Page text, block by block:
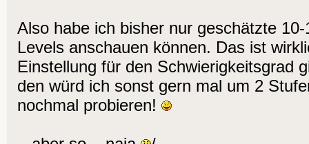
Also habe ich bisher nur geschätzte
Levels anschauen können. Das ist
Einstellung für den Schwierigkeitsgrad
den würd ich sonst gern mal um 2
nochmal probieren!